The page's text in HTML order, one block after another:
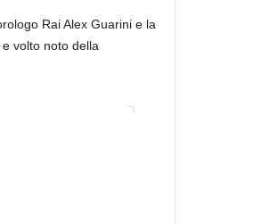
Rai Alex Guarini e la
volto noto della